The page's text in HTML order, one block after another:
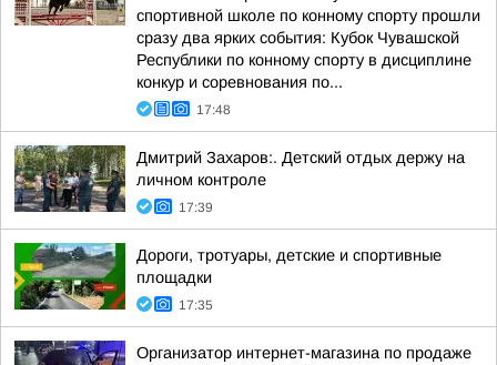
спортивной школе по конному спорту прошли
сразу два ярких события: Кубок Чувашской
Республики по конному спорту в дисциплине
конкур и соревнования по...
17:48
Дмитрий Захаров:. Детский отдых держу на
личном контроле
17:39
Дороги, тротуары, детские и спортивные
площадки
17:35
Организатор интернет-магазина по продаже